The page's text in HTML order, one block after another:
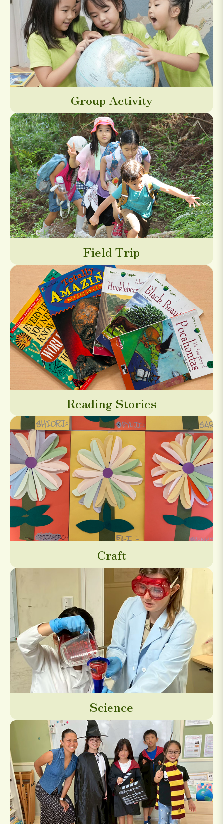
Group Activity
Field Trip
Reading Stories
Craft
Science